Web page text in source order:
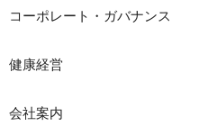
コーポレート・ガバナンス
健康経営
会社案内